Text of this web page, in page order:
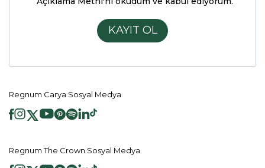
KAYIT OL
Regnum Carya Sosyal Medya
Regnum The Crown Sosyal Medya